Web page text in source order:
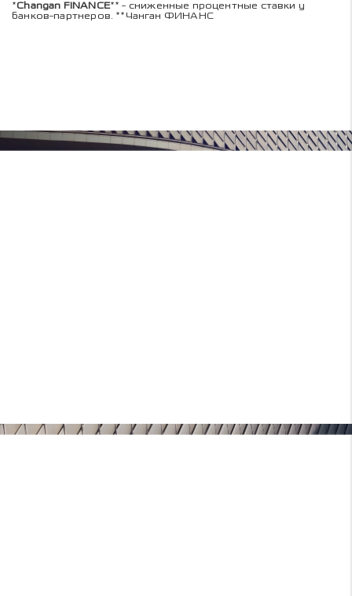
*Changan FINANCE** - сниженные процентные ставки у
банков-партнеров. **Чанган ФИНАНС